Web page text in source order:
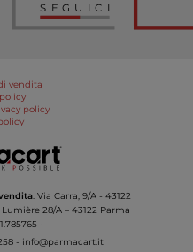
SEGUICI
vendita
policy
: Via Carra, 9/A - 43122
Lumière 28/A – 43122 Parma
-
- info@parmacart.it